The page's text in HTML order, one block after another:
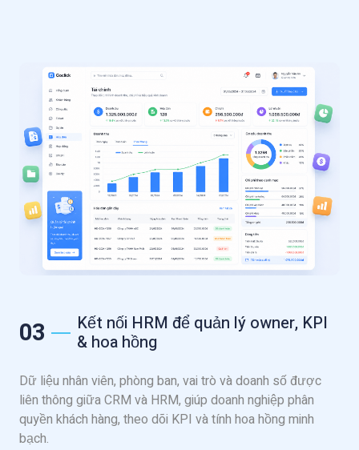
03
Kết nối HRM để quản lý owner, KPI
& hoa hồng
Dữ liệu nhân viên, phòng ban, vai trò và doanh số được
liên thông giữa CRM và HRM, giúp doanh nghiệp phân
quyền khách hàng, theo dõi KPI và tính hoa hồng minh
bạch.